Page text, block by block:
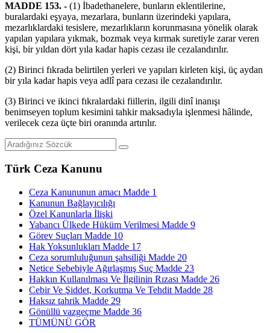
MADDE 153. - (1) İbadethanelere, bunların eklentilerine,
buralardaki eşyaya, mezarlara, bunların üzerindeki yapılara,
mezarlıklardaki tesislere, mezarlıkların korunmasına yönelik olarak
yapılan yapılara yıkmak, bozmak veya kırmak suretiyle zarar veren
kişi, bir yıldan dört yıla kadar hapis cezası ile cezalandırılır.
(2) Birinci fıkrada belirtilen yerleri ve yapıları kirleten kişi, üç aydan
bir yıla kadar hapis veya adlî para cezası ile cezalandırılır.
(3) Birinci ve ikinci fıkralardaki fiillerin, ilgili dinî inanışı
benimseyen toplum kesimini tahkir maksadıyla işlenmesi hâlinde,
verilecek ceza üçte biri oranında artırılır.
Türk Ceza Kanunu
Ceza Kanununun amacı Madde 1
Kanunun Bağlayıcılığı
Özel Kanunlarla İlişki
Yabancı Ülkede Hüküm Verilmesi Madde 9
Görev Suçları Madde 10
Hak Yoksunlukları Madde 17
Ceza sorumluluğunun şahsiliği Madde 20
Netice Sebebiyle Ağırlaşmış Suç Madde 23
Hakkın Kullanılması Ve İlgilinin Rızası Madde 26
Cebir Ve Şiddet, Korkutma Ve Tehdit Madde 28
Haksız tahrik Madde 29
Gönüllü vazgeçme Madde 36
TÜMÜNÜ GÖR